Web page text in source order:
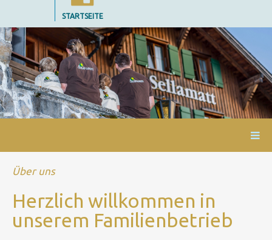
STARTSEITE
Über uns
Herzlich willkommen in
unserem Familienbetrieb